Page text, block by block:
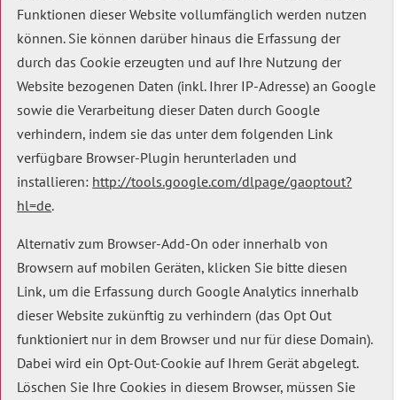
Funktionen dieser Website vollumfänglich werden nutzen
können. Sie können darüber hinaus die Erfassung der
durch das Cookie erzeugten und auf Ihre Nutzung der
Website bezogenen Daten (inkl. Ihrer IP-Adresse) an Google
sowie die Verarbeitung dieser Daten durch Google
verhindern, indem sie das unter dem folgenden Link
verfügbare Browser-Plugin herunterladen und
installieren: http://tools.google.com/dlpage/gaoptout?
hl=de.
Alternativ zum Browser-Add-On oder innerhalb von
Browsern auf mobilen Geräten, klicken Sie bitte diesen
Link, um die Erfassung durch Google Analytics innerhalb
dieser Website zukünftig zu verhindern (das Opt Out
funktioniert nur in dem Browser und nur für diese Domain).
Dabei wird ein Opt-Out-Cookie auf Ihrem Gerät abgelegt.
Löschen Sie Ihre Cookies in diesem Browser, müssen Sie